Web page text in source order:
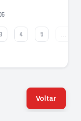
3 4 5 …
Voltar